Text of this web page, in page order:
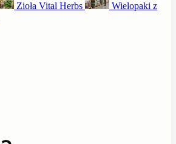
Zioła Vital Herbs
Wielopaki z